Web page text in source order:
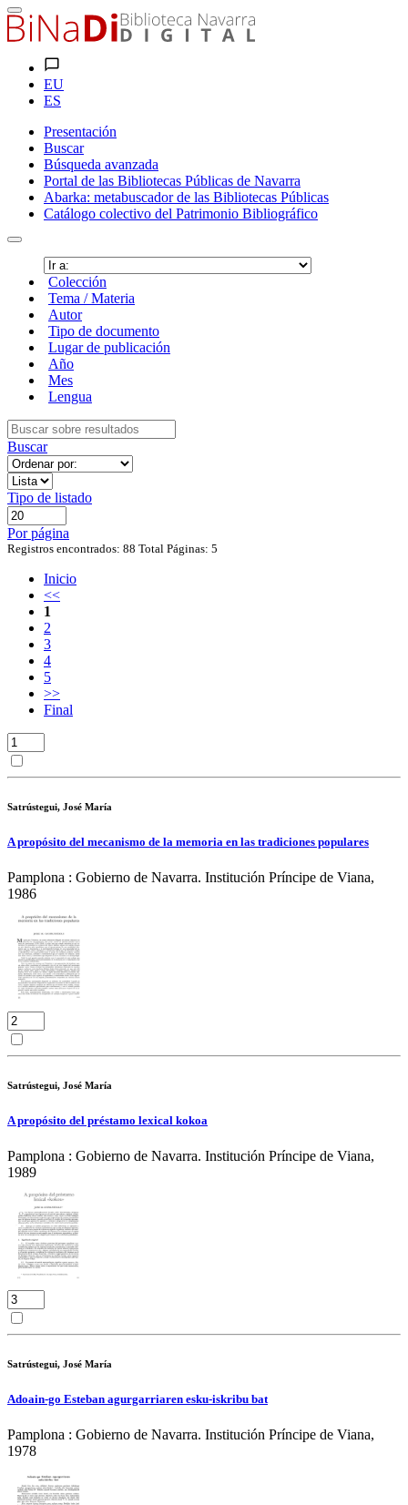
EU
ES
Presentación
Buscar
Búsqueda avanzada
Portal de las Bibliotecas Públicas de Navarra
Abarka: metabuscador de las Bibliotecas Públicas
Catálogo colectivo del Patrimonio Bibliográfico
Colección
Tema / Materia
Autor
Tipo de documento
Lugar de publicación
Año
Mes
Lengua
Buscar
Tipo de listado
Por página
Registros encontrados: 88 Total Páginas: 5
Inicio
<<
1
2
3
4
5
>>
Final
Satrústegui, José María
A propósito del mecanismo de la memoria en las tradiciones populares
Pamplona : Gobierno de Navarra. Institución Príncipe de Viana,
1986
Satrústegui, José María
A propósito del préstamo lexical kokoa
Pamplona : Gobierno de Navarra. Institución Príncipe de Viana,
1989
Satrústegui, José María
Adoain-go Esteban agurgarriaren esku-iskribu bat
Pamplona : Gobierno de Navarra. Institución Príncipe de Viana,
1978